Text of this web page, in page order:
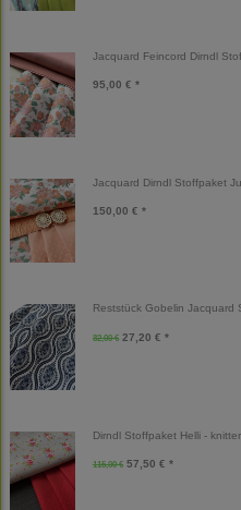
Jacquard Feincord Dirndl
95,00 € *
Jacquard Dirndl Stoffpaket
150,00 € *
Reststück Gobelin Jacquard
32,00 € 27,20 € *
Dirndl Stoffpaket Helli -
115,00 € 57,50 € *